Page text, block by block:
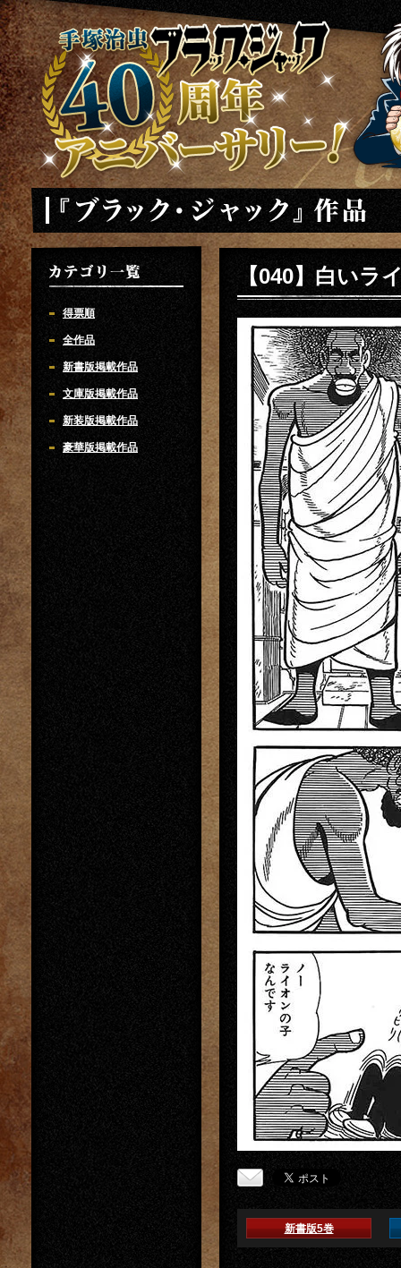
手塚治虫 ブラックジャック 40周年アニバーサリー
「ブラック・ジャック」
得票順
全作品
新書版掲載作品
文庫版掲載作品
新装版掲載作品
豪華版掲載作品
【040】白いラ
新書版5巻